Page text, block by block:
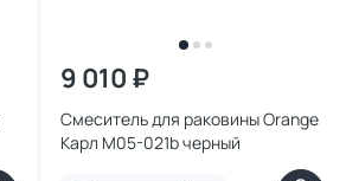
9 010 ₽
Смеситель для раковины Orange
Карл M05-021b черный